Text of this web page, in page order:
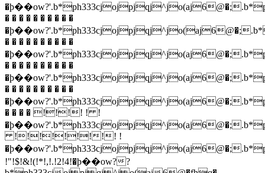
� � � � � � � � � �
� � � � � � � � � �
� � � � � � � � � �
� � � � � � � � � �
� � � � !!!! ! !
!!!!!!!!! !
!"!$!&!(!*!,!.!2!4!�ϸ��ow??